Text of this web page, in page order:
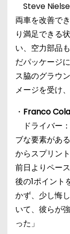
Steve
両車を改善で
り満足できる
い、空力部品
だパッケージ
ス脇のグラウ
メージを受け
・ Franco
ドライバー
ブな要素があ
からスプリン
前日よりペー
後の1ポイント
かず、少し悔
いて、彼らが
った」